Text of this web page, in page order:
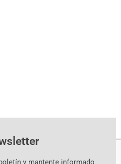
y mantente informado